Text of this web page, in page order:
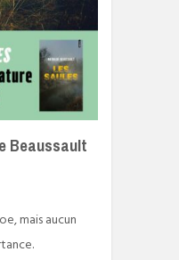
Beaussault
mais aucun